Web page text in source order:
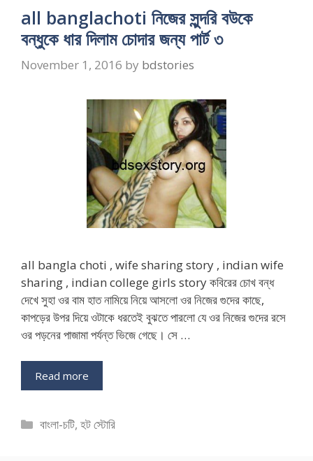
all banglachoti নিজের সুন্দরি বউকে
বন্ধুকে ধার দিলাম চোদার জন্য পার্ট ৩
November 1, 2016 by bdstories
all bangla choti , wife sharing story , indian wife
sharing , indian college girls story কবিরের চোখ বন্ধ
দেখে সুহা ওর বাম হাত নামিয়ে নিয়ে আসলো ওর নিজের গুদের কাছে,
কাপড়ের উপর দিয়ে ওটাকে ধরতেই বুঝতে পারলো যে ওর নিজের গুদের রসে
ওর পড়নের পাজামা পর্যন্ত ভিজে গেছে। সে …
Read more
Categories
বাংলা-চটি,হট স্টোরি